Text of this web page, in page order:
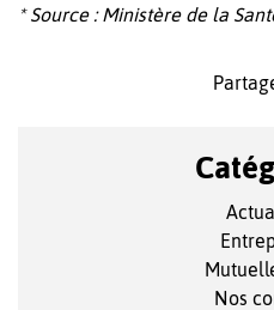
* Source : Ministère de la
Nos